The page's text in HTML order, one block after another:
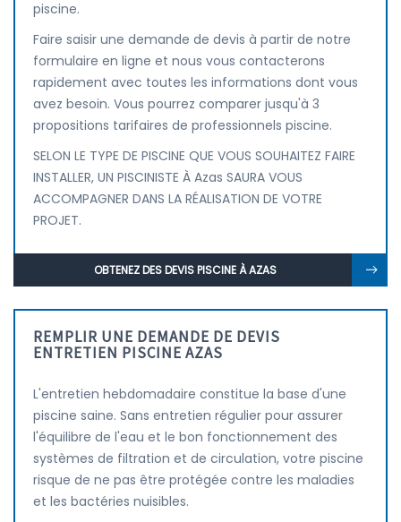
piscine.
Faire saisir une demande de devis à partir de notre
formulaire en ligne et nous vous contacterons
rapidement avec toutes les informations dont vous
avez besoin. Vous pourrez comparer jusqu'à 3
propositions tarifaires de professionnels piscine.
SELON LE TYPE DE PISCINE QUE VOUS SOUHAITEZ FAIRE
INSTALLER, UN PISCINISTE À Azas SAURA VOUS
ACCOMPAGNER DANS LA RÉALISATION DE VOTRE
PROJET.
OBTENEZ DES DEVIS PISCINE À AZAS
REMPLIR UNE DEMANDE DE DEVIS
ENTRETIEN PISCINE AZAS
L'entretien hebdomadaire constitue la base d'une
piscine saine. Sans entretien régulier pour assurer
l'équilibre de l'eau et le bon fonctionnement des
systèmes de filtration et de circulation, votre piscine
risque de ne pas être protégée contre les maladies
et les bactéries nuisibles.